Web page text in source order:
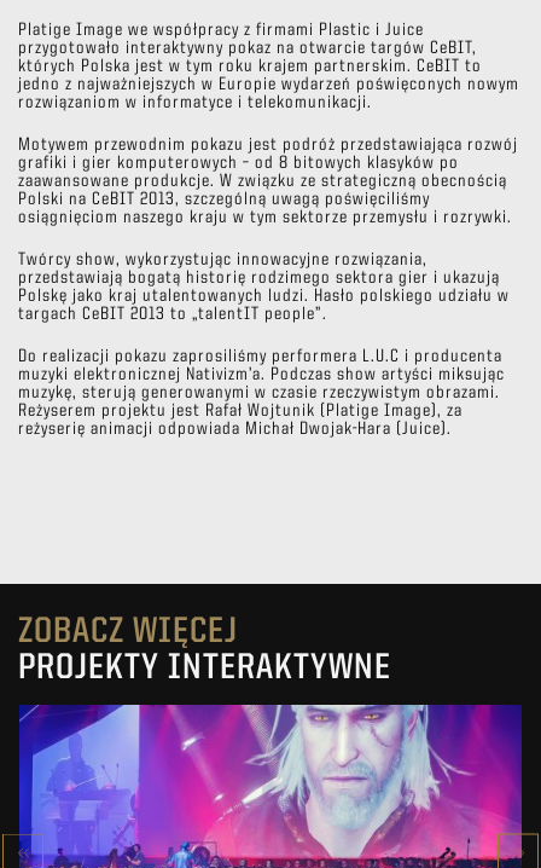
Platige Image we współpracy z firmami Plastic i Juice
przygotowało interaktywny pokaz na otwarcie targów CeBIT,
których Polska jest w tym roku krajem partnerskim. CeBIT to
jedno z najważniejszych w Europie wydarzeń poświęconych nowym
rozwiązaniom w informatyce i telekomunikacji.
Motywem przewodnim pokazu jest podróż przedstawiająca rozwój
grafiki i gier komputerowych – od 8 bitowych klasyków po
zaawansowane produkcje. W związku ze strategiczną obecnością
Polski na CeBIT 2013, szczególną uwagą poświęciliśmy
osiągnięciom naszego kraju w tym sektorze przemysłu i rozrywki.
Twórcy show, wykorzystując innowacyjne rozwiązania,
przedstawiają bogatą historię rodzimego sektora gier i ukazują
Polskę jako kraj utalentowanych ludzi. Hasło polskiego udziału w
targach CeBIT 2013 to „talentIT people”.
Do realizacji pokazu zaprosiliśmy performera L.U.C i producenta
muzyki elektronicznej Nativizm’a. Podczas show artyści miksując
muzykę, sterują generowanymi w czasie rzeczywistym obrazami.
Reżyserem projektu jest Rafał Wojtunik (Platige Image), za
reżyserię animacji odpowiada Michał Dwojak-Hara (Juice).
ZOBACZ WIĘCEJ
PROJEKTY INTERAKTYWNE
EPIC GAME MUSIC 2019
SHOW